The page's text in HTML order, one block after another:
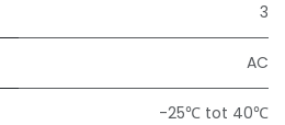
3
AC
-25℃ tot 40℃